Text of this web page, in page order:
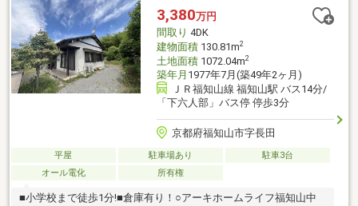
な事でもお気軽にご相談ください！○見るだけOK!聞くだけOK!ご
相談は無料です！ご来店、お問い合わせをお待ちしております♪
3,380万円
間取り 4DK
建物面積130.81m2
土地面積1072.04m2
築年月 1977年7月(築49年2ヶ月)
ＪＲ福知山線 福知山駅 バス14分/
「下六人部」バス停 停歩3分
京都府福知山市字長田
平屋 駐車場あり
駐車3台
オール電化
所有権
■小学校まで徒歩1分!■倉庫有り！○アーキホームライフ福知山中